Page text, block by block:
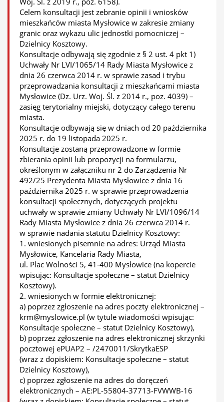
Celem konsultacji jest zebranie opinii i wniosków
mieszkańców miasta Mysłowice w zakresie zmiany
granic oraz wykazu ulic jednostki pomocniczej –
Dzielnicy Kosztowy.
Konsultacje odbywają się zgodnie z § 2 ust. 4 pkt 1)
Uchwały Nr LVI/1065/14 Rady Miasta Mysłowice z
dnia 26 czerwca 2014 r. w sprawie zasad i trybu
przeprowadzania konsultacji z mieszkańcami miasta
Mysłowice (Dz. Urz. Woj. Śl. z 2014 r., poz. 4039) –
zasięg terytorialny miejski, dotyczący całego terenu
miasta.
Konsultacje odbywają się w dniach od 20 października
2025 r. do 19 listopada 2025 r.
Konsultacje zostaną przeprowadzone w formie
zbierania opinii lub propozycji na formularzu,
określonym w załączniku nr 2 do Zarządzenia Nr
492/25 Prezydenta Miasta Mysłowice z dnia 16
października 2025 r. w sprawie przeprowadzenia
konsultacji społecznych, dotyczących projektu
uchwały w sprawie zmiany Uchwały Nr LVI/1096/14
Rady Miasta Mysłowice z dnia 26 czerwca 2014 r.
w sprawie nadania statutu Dzielnicy Kosztowy:
1. wniesionych pisemnie na adres: Urząd Miasta
Mysłowice, Kancelaria Rady Miasta,
ul. Plac Wolności 5, 41-400 Mysłowice (na kopercie
wpisując: Konsultacje społeczne – statut Dzielnicy
Kosztowy).
2. wniesionych w formie elektronicznej:
a) poprzez zgłoszenie na adres poczty elektronicznej –
krm@myslowice.pl (w tytule wiadomości wpisując:
Konsultacje społeczne – statut Dzielnicy Kosztowy),
b) poprzez zgłoszenie na adres elektronicznej skrzynki
pocztowej ePUAP2 – /2470011/SkrytkaESP
(wraz z dopiskiem: Konsultacje społeczne – statut
Dzielnicy Kosztowy),
c) poprzez zgłoszenie na adres do doręczeń
elektronicznych – AE:PL-55804-37713-FVWWB-16